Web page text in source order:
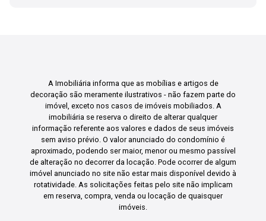
A Imobiliária informa que as mobílias e artigos de
decoração são meramente ilustrativos - não fazem parte do
imóvel, exceto nos casos de imóveis mobiliados. A
imobiliária se reserva o direito de alterar qualquer
informação referente aos valores e dados de seus imóveis
sem aviso prévio. O valor anunciado do condomínio é
aproximado, podendo ser maior, menor ou mesmo passível
de alteração no decorrer da locação. Pode ocorrer de algum
imóvel anunciado no site não estar mais disponível devido à
rotatividade. As solicitações feitas pelo site não implicam
em reserva, compra, venda ou locação de quaisquer
imóveis.